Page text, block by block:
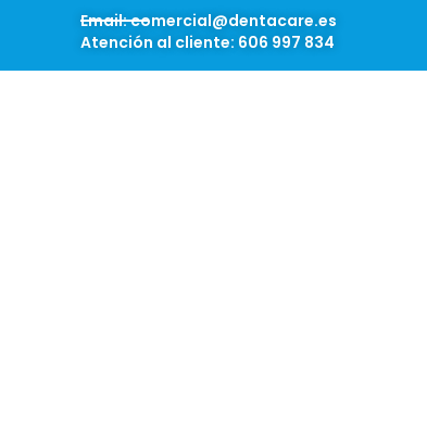
Email: comercial@dentacare.es
Atención al cliente: 606 997 834